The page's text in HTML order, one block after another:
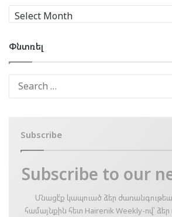
Արխիւ
Փնտռել
Subscribe
Subscribe to our
Մնացէ՛ք կապուած ձեր
համայնքին հետ Hairenik Weekly-ով՝ ձեր